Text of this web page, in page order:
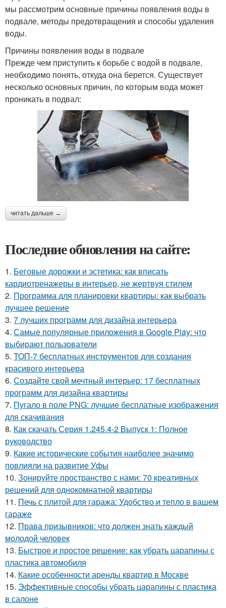
мы рассмотрим основные причины появления воды в
подвале, методы предотвращения и способы удаления
воды.
Причины появления воды в подвале
Прежде чем приступить к борьбе с водой в подвале,
необходимо понять, откуда она берется. Существует
несколько основных причин, по которым вода может
проникать в подвал:
читать дальше →
Последние обновления на сайте:
1. Беговые дорожки и эстетика: как вписать
кардиотренажеры в интерьер, не жертвуя стилем
2. Программа для планировки квартиры: как выбрать
лучшее решение
3. 7 лучших программ для дизайна интерьера
4. Самые популярные приложения в Google Play: что
выбирают пользователи
5. ТОП-7 бесплатных инструментов для создания
красивого интерьера
6. Создайте свой мечтный интерьер: 17 бесплатных
программ для дизайна квартиры
7. Пугало в поле PNG: лучшие бесплатные изображения
для скачивания
8. Как скачать Серия 1.245.4-2 Выпуск 1: Полное
руководство
9. Какие исторические события наиболее значимо
повлияли на развитие Уфы
10. Зонируйте пространство с нами: 70 креативных
решений для однокомнатной квартиры
11. Печь с плитой для гаража: Удобство и тепло в вашем
гараже
12. Права призывников: что должен знать каждый
молодой человек
13. Быстрое и простое решение: как убрать царапины с
пластика автомобиля
14. Какие особенности аренды квартир в Москве
15. Эффективные способы убрать царапины с пластика
в салоне